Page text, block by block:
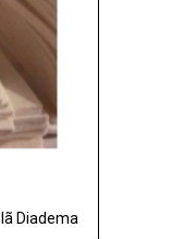
Diadema